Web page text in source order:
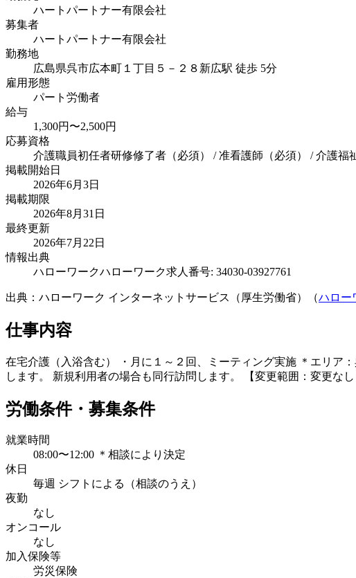
ハートパートナー有限会社
募集者
ハートパートナー有限会社
勤務地
広島県呉市広本町１丁目５－２８ 新広駅 徒歩 5分
雇用形態
パート労働者
給与
1,300円〜2,500円
応募資格
介護職員初任者研修修了者（必須） / 准看護師（必須） / 介護
掲載開始日
2026年6月3日
掲載期限
2026年8月31日
最終更新
2026年7月22日
情報出典
ハローワークハローワーク求人番号: 34030-03927761
出典：ハローワーク インターネットサービス（厚生労働省）（ハロー
仕事内容
在宅介護（入浴含む） ・月に１～２回、ミーティング実施 ＊エリア
します。 新規利用者の場合も同行訪問します。 【変更範囲：変更なし
労働条件・募集条件
就業時間
08:00〜12:00 ＊相談により決定
休日
毎週 シフトによる（相談のうえ）
夜勤
なし
オンコール
なし
加入保険等
労災保険